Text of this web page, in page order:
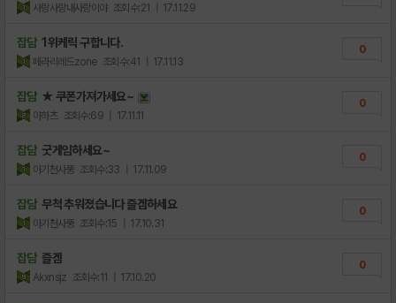
사랑사랑내사랑이야 조회수:21 | 17.11.29
잡담 1위케릭 구합니다.
페라리레드zone 조회수:41 | 17.11.13
0
잡담 ★ 쿠폰가져가세요~
아하츠 조회수:69 | 17.11.11
0
잡담 굿게임하세요~
아기천사뚱 조회수:33 | 17.11.09
0
잡담 무척 추워졌습니다 즐겜하세요
아기천사뚱 조회수:15 | 17.10.31
0
잡담 즐겜
Akxnsjz 조회수:11 | 17.10.20
0